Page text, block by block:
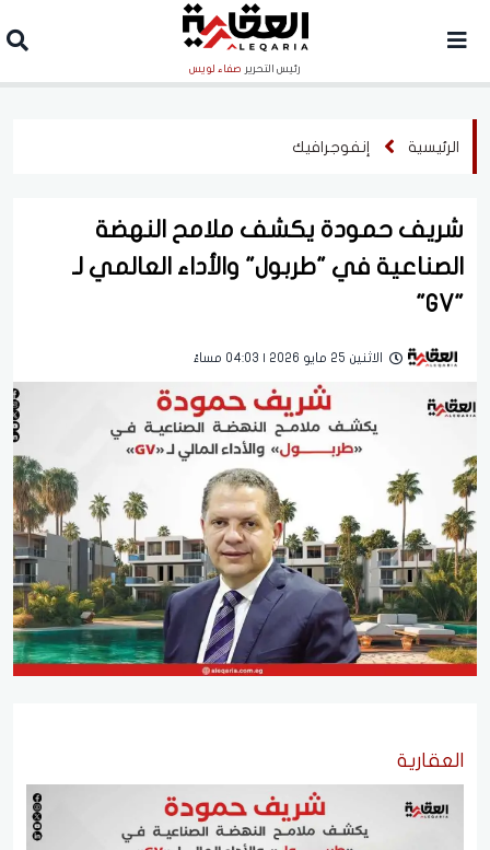
رئيس التحرير صفاء لويس
الرئيسية إنفوجرافيك
شريف حمودة يكشف ملامح النهضة
الصناعية في "طربول" والأداء العالمي لـ
"GV"
الاثنين 25 مايو 2026 | 04:03 مساءً
العقارية